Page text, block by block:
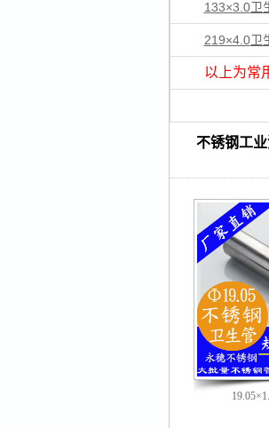
133×3.0卫
219×4.0卫
以上为常
不锈钢工